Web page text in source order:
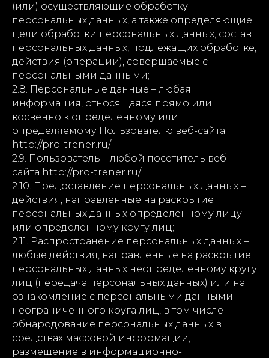
(или) осуществляющие обработку
персональных данных, а также определяющие
цели обработки персональных данных, состав
персональных данных, подлежащих обработке,
действия (операции), совершаемые с
персональными данными;
2.8. Персональные данные – любая
информация, относящаяся прямо или
косвенно к определенному или
определяемому Пользователю веб-сайта
http://pro-trener.ru/;
2.9. Пользователь – любой посетитель веб-
сайта http://pro-trener.ru/;
2.10. Предоставление персональных данных –
действия, направленные на раскрытие
персональных данных определенному лицу
или определенному кругу лиц;
2.11. Распространение персональных данных –
любые действия, направленные на раскрытие
персональных данных неопределенному кругу
лиц (передача персональных данных) или на
ознакомление с персональными данными
неограниченного круга лиц, в том числе
обнародование персональных данных в
средствах массовой информации,
размещение в информационно-